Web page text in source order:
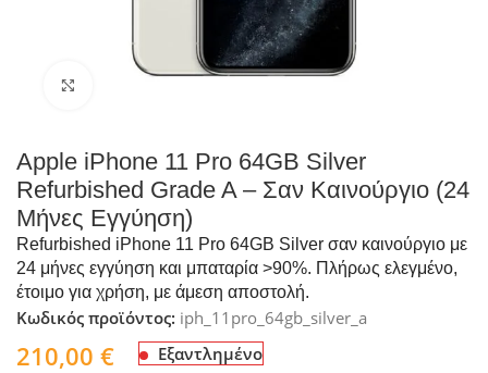
Apple iPhone 11 Pro 64GB Silver
Refurbished Grade A – Σαν Καινούργιο (24
Μήνες Εγγύηση)
Refurbished iPhone 11 Pro 64GB Silver σαν καινούργιο με
24 μήνες εγγύηση και μπαταρία >90%. Πλήρως ελεγμένο,
έτοιμο για χρήση, με άμεση αποστολή.
Κωδικός προϊόντος: iph_11pro_64gb_silver_a
210,00€
Εξαντλημένο